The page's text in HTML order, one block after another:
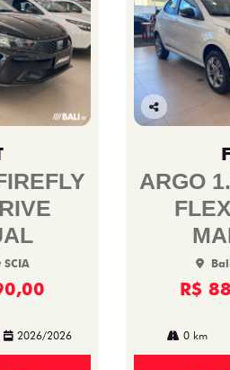
2026/2026
Co
lhe
ARGO
R$
0 km